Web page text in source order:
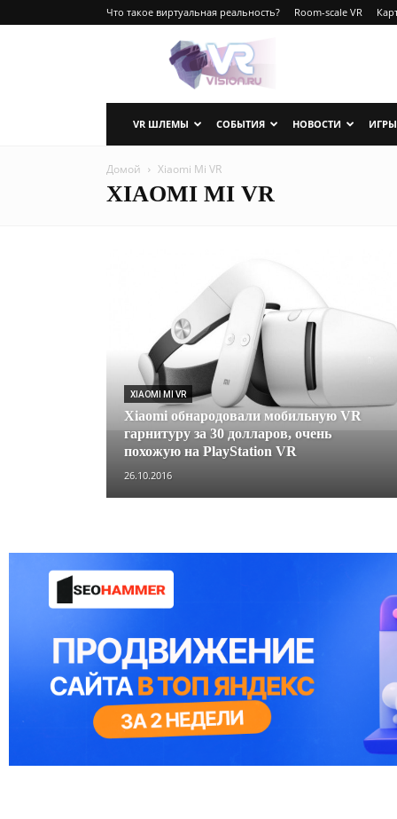
Что такое виртуальная реальность? Room-scale VR
VRvision.ru
VR ШЛЕМЫ СОБЫТИЯ НОВОСТИ ИГРЫ
Домой Xiaomi Mi VR
XIAOMI MI VR
XIAOMI MI VR
Xiaomi обнародовали мобильную VR
гарнитуру за 30 долларов, очень
похожую на PlayStation VR
26.10.2016